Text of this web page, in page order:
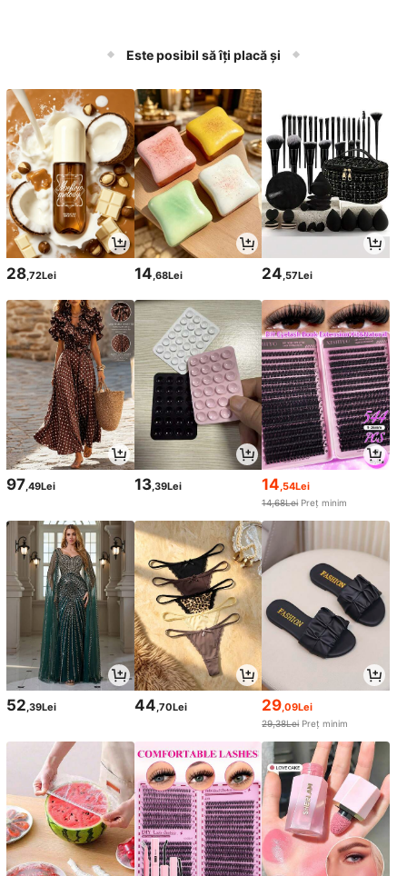
Este posibil să îți placă și
28 ,72Lei 14 ,68Lei 24 ,57Lei
97,49Lei 13,39Lei 14,54Lei
14,68Lei Preț minim
52,39Lei 44,70Lei 29,09Lei
29,38Lei Preț minim